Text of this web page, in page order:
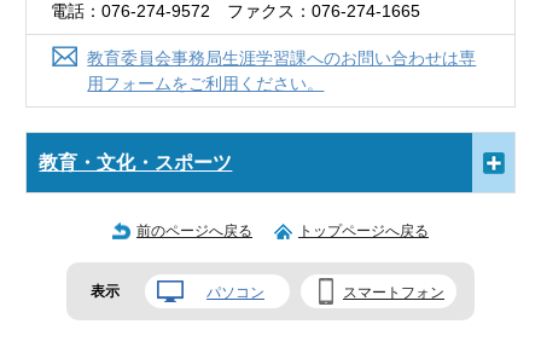
電話：076-274-9572 ファクス：076-274-1665
教育委員会事務局生涯学習課へのお問い合わせは専
用フォームをご利用ください。
教育・文化・スポーツ
前のページへ戻る トップページへ戻る
表示 パソコン スマートフォン